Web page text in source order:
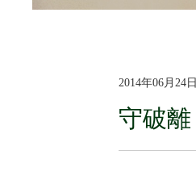
2014年06月24日
守破離